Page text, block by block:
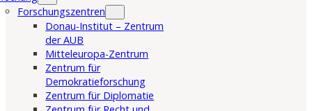
Forschungszentren
Donau-Institut – Zentrum
der AUB
Mitteleuropa-Zentrum
Zentrum für
Demokratieforschung
Zentrum für Diplomatie